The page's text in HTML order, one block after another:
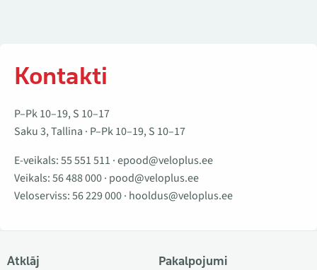
Kontakti
P–Pk 10–19, S 10–17
Saku 3, Tallina · P–Pk 10–19, S 10–17
E-veikals:55 551 511 ·epood@veloplus.ee
Veikals:56 488 000· pood@veloplus.ee
Veloserviss:56 229 000· hooldus@veloplus.ee
Atklāj Pakalpojumi